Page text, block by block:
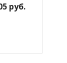
руб.